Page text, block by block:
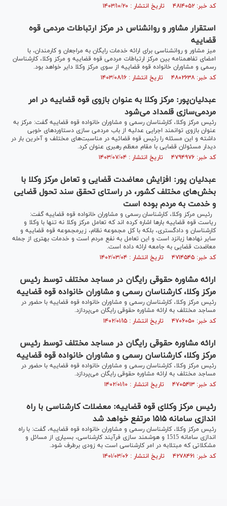
کد خبر: ۴۸۱۴۰۵۲ تاریخ انتشار : ۱۴۰۳/۱۰/۲۰
استقرار مشاور و روانشناس در مرکز ارتباطات مردمی قوه
قضاییه
میز مشاور و روانشناسی برای ارائه خدمات رایگان به مراجعان و کارمندان، با
امضای تفاهمنامه بین مرکز ارتباطات مردمی قوه قضاییه و مرکز وکلا، کارشناسان
رسمی و مشاوران خانواده قوه قضاییه از سوی مرکز وکلا دایر خواهد بود.
کد خبر: ۴۸۰۲۶۳۸ تاریخ انتشار : ۱۴۰۳/۰۸/۱۶
عبدلیان‌پور: مرکز وکلا به عنوان بازوی قوه قضاییه در امر
مردمی‌سازی قلمداد می‌شود
رئیس مرکز وکلا، کارشناسان رسمی و مشاوران خانواده قوه قضاییه گفت: مرکز به
عنوان بازوی توانمند اجرایی عدلیه از باب مردمی سازی دستاورد‌های خوبی
داشته و این مسئله را رئیس قوه قضائیه در مناسبت‌های مختلف و آخرین بار در
دیدار مسئولان قضایی با مقام معظم رهبری عنوان کرد.
کد خبر: ۴۷۹۴۹۷۶ تاریخ انتشار : ۱۴۰۳/۰۷/۰۴
عبدلیان پور: افزایش معاضدت قضایی و تعامل مرکز وکلا با
بخش‌های مختلف کشور، در راستای تحقق سند تحول قضایی
و خدمت به مردم بوده است
رئیس مرکز وکلا، کارشناسان رسمی و مشاوران خانواده قوه قضاییه گفت:
ریاست قوه قضاییه بار‌ها اشاره کرده اند که تعامل مرکز وکلا نه تنها با وکلا و
کارشناسان و دادگستری، بلکه با کل مجموعه نظام، زیرمجموعه قوه قضاییه و
سایر نهاد‌ها زبانزد است و این تعامل به نفع مردم است و خدمات بهتری از جمله
معاضدت قضایی به جامعه ارائه داده است.
کد خبر: ۴۷۱۴۵۴۵ تاریخ انتشار : ۱۴۰۲/۰۳/۰۴
ارائه مشاوره حقوقی رایگان در مساجد مختلف توسط رئیس
مرکز وکلا، کارشناسان رسمی و مشاوران خانواده قوه قضاییه
رئیس مرکز وکلا، کارشناسان رسمی و مشاوران خانواده قوه قضاییه با حضور در
مساجد مختلف به ارائه مشاوره حقوقی رایگان می‌پردازد.
کد خبر: ۴۷۰۶۰۵۰ تاریخ انتشار : ۱۴۰۲/۰۱/۱۵
ارائه مشاوره حقوقی رایگان در مساجد مختلف توسط رئیس
مرکز وکلا، کارشناسان رسمی و مشاوران خانواده قوه قضاییه
رئیس مرکز وکلا، کارشناسان رسمی و مشاوران خانواده قوه قضاییه با حضور در
مساجد مختلف به ارائه مشاوره حقوقی رایگان می‌پردازد.
کد خبر: ۴۷۰۵۴۱۳ تاریخ انتشار : ۱۴۰۲/۰۱/۱۰
رئیس مرکز وکلای قوه قضاییه: معضلات کارشناسی با راه
اندازی سامانه ۱۵۱۵ مرتفع خواهد شد
رئیس مرکز وکلا، کارشناسان رسمی و مشاوران خانواده قوه قضاییه، گفت: با راه
اندازی سامانه 1515 و هوشمند سازی فرآیند کارشناسی، بسیاری از مسائل و
مشکلاتی که مبتلابه در امر کارشناسی است به زودی برطرف شود.
کد خبر: ۴۲۷۸۴۶۱ تاریخ انتشار : ۱۴۰۱/۰۳/۰۶